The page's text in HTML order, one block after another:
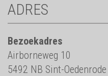
ADRES
Bezoekadres
Airborneweg 10
5492 NB Sint-Oedenrode